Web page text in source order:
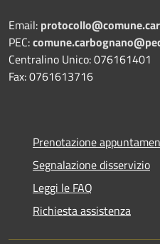
Email:
PEC:
Centralino Unico: 076161401
Fax: 0761613716
Prenotazione
Segnalazione disservizio
Leggi le FAQ
Richiesta assistenza